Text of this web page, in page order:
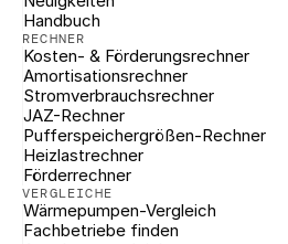
Handbuch
RECHNER
Kosten- & Förderungsrechner
Amortisationsrechner
Stromverbrauchsrechner
JAZ-Rechner
Pufferspeichergrößen-Rechner
Heizlastrechner
Förderrechner
VERGLEICHE
Wärmepumpen-Vergleich
Fachbetriebe finden